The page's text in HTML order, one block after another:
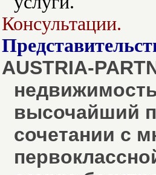
Консультации.
AUSTRIA-
высочайший
сочетании с